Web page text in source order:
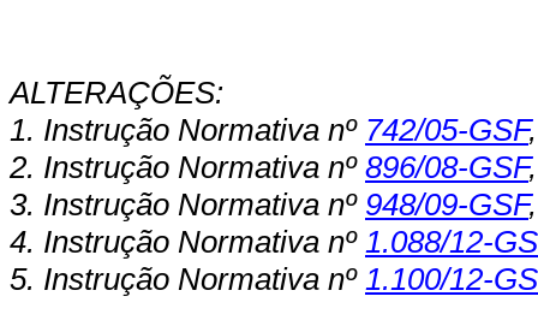
ALTERAÇÕES:
1. Instrução Normativa nº 742/05-GSF
2. Instrução Normativa nº 896/08-GSF
3. Instrução Normativa nº 948/09-GSF
4. Instrução Normativa nº 1.088/12-
5. Instrução Normativa nº 1.100/12-